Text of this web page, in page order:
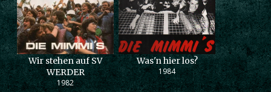
Wir stehen auf SV
WERDER
1982
Was'n hier los?
1984